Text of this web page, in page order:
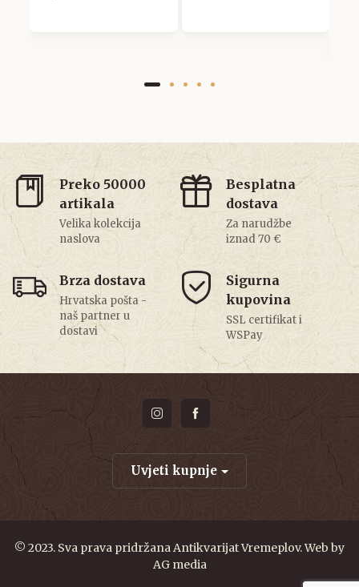
Preko 50000
artikala
Velika kolekcija
naslova
Besplatna
dostava
Za narudžbe
iznad 70 €
Brza dostava
Hrvatska pošta -
naš partner u
dostavi
Sigurna
kupovina
SSL certifikat i
WSPay
Uvjeti kupnje
© 2023. Sva prava pridržana Antikvarijat Vremeplov. Web by
AG media